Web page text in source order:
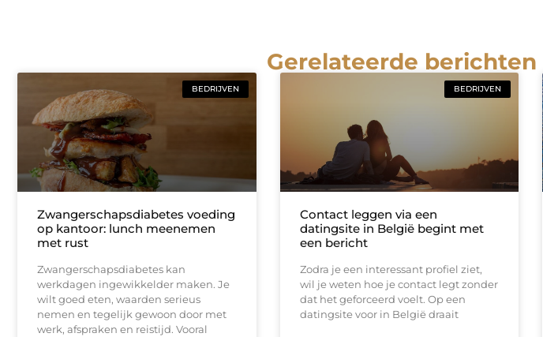
Gerelateerde berichten
BEDRIJVEN
Zwangerschapsdiabetes voeding
op kantoor: lunch meenemen
met rust
Zwangerschapsdiabetes kan
werkdagen ingewikkelder maken. Je
wilt goed eten, waarden serieus
nemen en tegelijk gewoon door met
werk, afspraken en reistijd. Vooral
BEDRIJVEN
Contact leggen via een
datingsite in België begint met
een bericht
Zodra je een interessant profiel ziet,
wil je weten hoe je contact legt zonder
dat het geforceerd voelt. Op een
datingsite voor in België draait